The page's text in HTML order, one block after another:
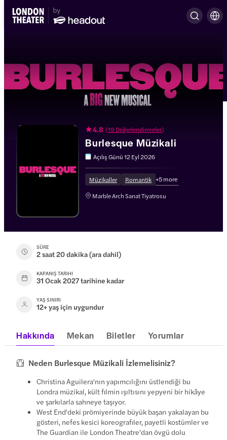
4.8 (19 Değerlendirmeler)
Burlesque Müzikali
Açılış Günü12 Eyl 2026
Müzikaller Romantik +5more
Marble Arch Sanat Tiyatrosu
SÜRE
2 saat 20 dakika (ara dahil)
KAPANIŞ TARIHI
31 Ocak 2027 tarihine kadar
YAŞ SINIRI
12+ yaş için uygundur
Hakkında Mekan Biletler Yorumlar
Neden Burlesque Müzikali İzlemelisiniz?
Christina Aguilera'nın yapımcılığını üstlendiği bu
Londra müzikal, kült filmin ışıltısını yepyeni bir hikâye
ve şarkılarla sahneye taşıyor.
West End'deki prömiyerinde büyük başarı yakalayan bu
gösteri, nefes kesici koreografiler, payetli kostümler ve
The Guardian ile London Theatre'dan övgü dolu